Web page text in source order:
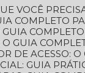
VOCÊ
COMPLETO
GUIA
GUIA
DE ACESSO:
GUIA